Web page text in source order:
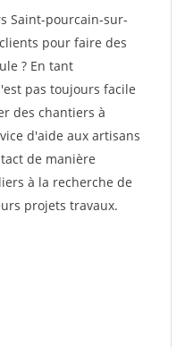
Saint-pourcain-sur-
pour faire des
? En tant
pas toujours facile
des chantiers à
d'aide aux artisans
de manière
à la recherche de
projets travaux.